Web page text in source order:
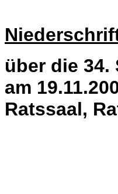
über die
am
Ratssaal,